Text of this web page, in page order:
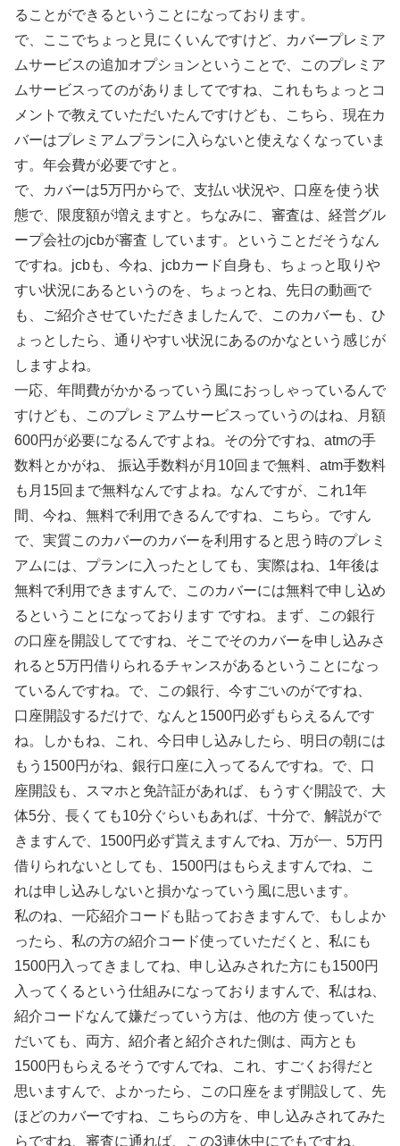
ることができるということになっております。
で、ここでちょっと見にくいんですけど、カバープレミア
ムサービスの追加オプションということで、このプレミア
ムサービスってのがありましてですね、これもちょっとコ
メントで教えていただいたんですけども、こちら、現在カ
バーはプレミアムプランに入らないと使えなくなっていま
す。年会費が必要ですと。
で、カバーは5万円からで、支払い状況や、口座を使う状
態で、限度額が増えますと。ちなみに、審査は、経営グル
ープ会社のjcbが審査 しています。ということだそうなん
ですね。jcbも、今ね、jcbカード自身も、ちょっと取りや
すい状況にあるというのを、ちょっとね、先日の動画で
も、ご紹介させていただきましたんで、このカバーも、ひ
ょっとしたら、通りやすい状況にあるのかなという感じが
しますよね。
一応、年間費がかかるっていう風におっしゃっているんで
すけども、このプレミアムサービスっていうのはね、月額
600円が必要になるんですよね。その分ですね、atmの手
数料とかがね、 振込手数料が月10回まで無料、atm手数料
も月15回まで無料なんですよね。なんですが、これ1年
間、今ね、無料で利用できるんですね、こちら。ですん
で、実質このカバーのカバーを利用すると思う時のプレミ
アムには、プランに入ったとしても、実際はね、1年後は
無料で利用できますんで、このカバーには無料で申し込め
るということになっております ですね。まず、この銀行
の口座を開設してですね、そこでそのカバーを申し込みさ
れると5万円借りられるチャンスがあるということになっ
ているんですね。で、この銀行、今すごいのがですね、
口座開設するだけで、なんと1500円必ずもらえるんです
ね。しかもね、これ、今日申し込みしたら、明日の朝には
もう1500円がね、銀行口座に入ってるんですね。で、口
座開設も、スマホと免許証があれば、もうすぐ開設で、大
体5分、長くても10分ぐらいもあれば、十分で、解説がで
きますんで、1500円必ず貰えますんでね、万が一、5万円
借りられないとしても、1500円はもらえますんでね、こ
れは申し込みしないと損かなっていう風に思います。
私のね、一応紹介コードも貼っておきますんで、もしよか
ったら、私の方の紹介コード使っていただくと、私にも
1500円入ってきましてね、申し込みされた方にも1500円
入ってくるという仕組みになっておりますんで、私はね、
紹介コードなんて嫌だっていう方は、他の方 使っていた
だいても、両方、紹介者と紹介された側は、両方とも
1500円もらえるそうですんでね、これ、すごくお得だと
思いますんで、よかったら、この口座をまず開設して、先
ほどのカバーですね、こちらの方を、申し込みされてみた
らですね、審査に通れば、この3連休中にでもですね、